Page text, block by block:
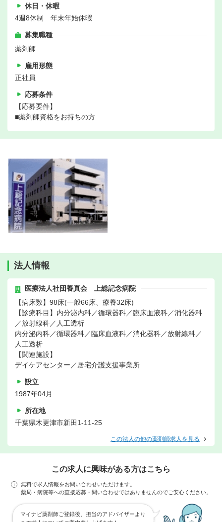
休日・休暇
4週8休制 年末年始休暇
募集職種
薬剤師
雇用形態
正社員
応募条件
【応募要件】
■薬剤師資格をお持ちの方
法人情報
医療法人社団養真会 上総記念病院
【病床数】98床(一般66床、療養32床)
【診療科目】内分泌内科／循環器科／臨床血液科／消化器科
／放射線科／人工透析
内分泌内科／循環器科／臨床血液科／消化器科／放射線科／
人工透析
【関連施設】
デイケアセンター／居宅介護支援事業所
設立
1987年04月
所在地
千葉県木更津市新田1-11-25
この法人の他の薬剤師求人を見る
この求人に興味がある方はこちら
無料で求人情報をお問い合わせいただけます。
薬局・病院等への直接応募・問い合わせではありませんのでご安心ください。
マイナビ薬剤師ご登録後、担当のアドバイザーより